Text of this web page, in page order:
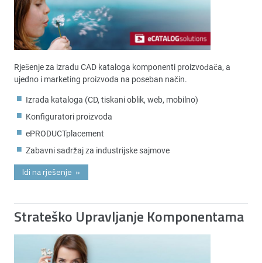
Rješenje za izradu CAD kataloga komponenti proizvođača, a
ujedno i marketing proizvoda na poseban način.
Izrada kataloga (CD, tiskani oblik, web, mobilno)
Konfiguratori proizvoda
ePRODUCTplacement
Zabavni sadržaj za industrijske sajmove
Idi na rješenje »
Strateško Upravljanje Komponentama